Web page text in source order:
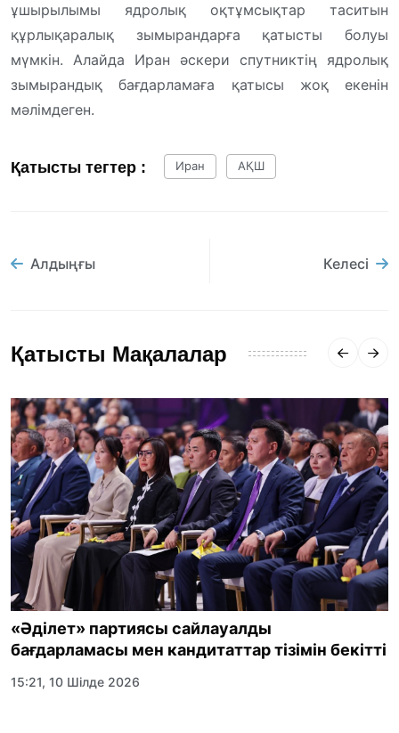
ұшырылымы ядролық оқтұмсықтар таситын
құрлықаралық зымырандарға қатысты болуы
мүмкін. Алайда Иран әскери спутниктің ядролық
зымырандық бағдарламаға қатысы жоқ екенін
мәлімдеген.
Қатысты тегтер : Иран АҚШ
Алдыңғы Келесі
Қатысты Мақалалар
«Әділет» партиясы сайлауалды
бағдарламасы мен кандитаттар тізімін бекітті
15:21, 10 Шілде 2026